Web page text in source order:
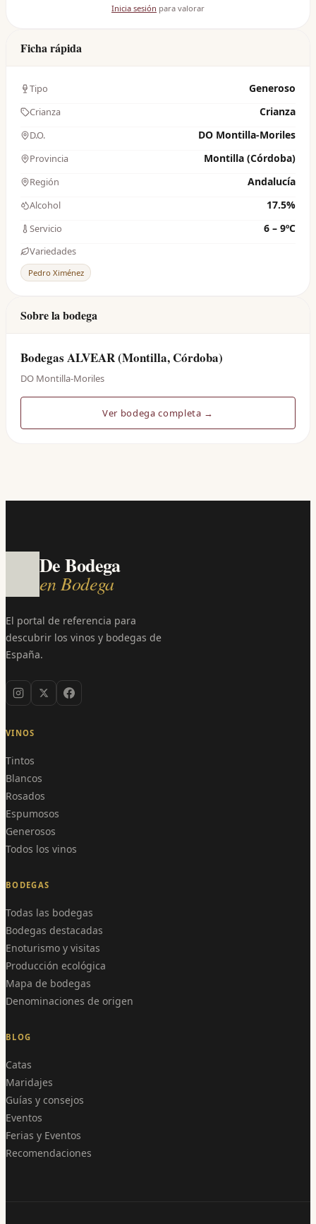
Inicia sesión para valorar
Ficha rápida
Tipo Generoso
Crianza Crianza
D.O. DO Montilla-Moriles
Provincia Montilla (Córdoba)
Región Andalucía
Alcohol 17.5%
Servicio 6 – 9ºC
Variedades
Pedro Ximénez
Sobre la bodega
Bodegas ALVEAR (Montilla, Córdoba)
DO Montilla-Moriles
Ver bodega completa →
De Bodega
en Bodega
El portal de referencia para
descubrir los vinos y bodegas de
España.
VINOS
Tintos
Blancos
Rosados
Espumosos
Generosos
Todos los vinos
BODEGAS
Todas las bodegas
Bodegas destacadas
Enoturismo y visitas
Producción ecológica
Mapa de bodegas
Denominaciones de origen
BLOG
Catas
Maridajes
Guías y consejos
Eventos
Ferias y Eventos
Recomendaciones